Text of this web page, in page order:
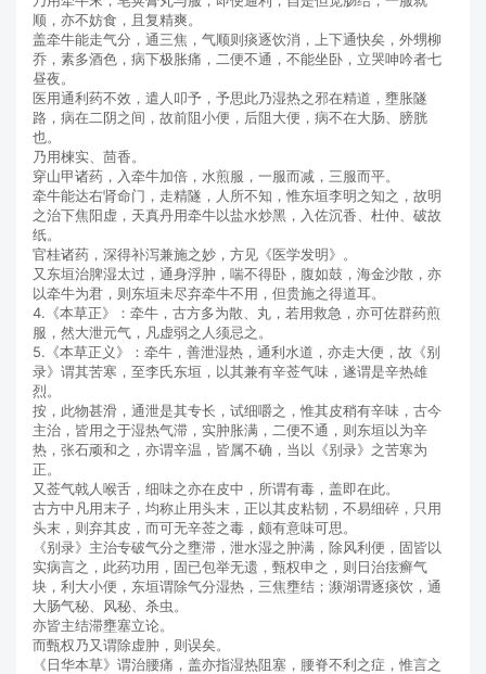
顺，亦不妨食，且复精爽。
盖牵牛能走气分，通三焦，气顺则痰逐饮消，上下通快矣，外甥柳
乔，素多酒色，病下极胀痛，二便不通，不能坐卧，立哭呻吟者七
昼夜。
医用通利药不效，遣人叩予，予思此乃湿热之邪在精道，壅胀隧
路，病在二阴之间，故前阻小便，后阻大便，病不在大肠、膀胱
也。
乃用楝实、茴香。
穿山甲诸药，入牵牛加倍，水煎服，一服而减，三服而平。
牵牛能达右肾命门，走精隧，人所不知，惟东垣李明之知之，故明
之治下焦阳虚，天真丹用牵牛以盐水炒黑，入佐沉香、杜仲、破故
纸。
官桂诸药，深得补泻兼施之妙，方见《医学发明》。
又东垣治脾湿太过，通身浮肿，喘不得卧，腹如鼓，海金沙散，亦
以牵牛为君，则东垣未尽弃牵牛不用，但贵施之得道耳。
4.《本草正》：牵牛，古方多为散、丸，若用救急，亦可佐群药煎
服，然大泄元气，凡虚弱之人须忌之。
5.《本草正义》：牵牛，善泄湿热，通利水道，亦走大便，故《别
录》谓其苦寒，至李氏东垣，以其兼有辛莶气味，遂谓是辛热雄
烈。
按，此物甚滑，通泄是其专长，试细嚼之，惟其皮稍有辛味，古今
主治，皆用之于湿热气滞，实肿胀满，二便不通，则东垣以为辛
热，张石顽和之，亦谓辛温，皆属不确，当以《别录》之苦寒为
正。
又莶气戟人喉舌，细味之亦在皮中，所谓有毒，盖即在此。
古方中凡用末子，均称止用头末，正以其皮粘韧，不易细碎，只用
头末，则弃其皮，而可无辛莶之毒，颇有意味可思。
《别录》主治专破气分之壅滞，泄水湿之肿满，除风利便，固皆以
实病言之，此药功用，固已包举无遗，甄权申之，则日治痃癣气
块，利大小便，东垣谓除气分湿热，三焦壅结；濒湖谓逐痰饮，通
大肠气秘、风秘、杀虫。
亦皆主结滞壅塞立论。
而甄权乃又谓除虚肿，则误矣。
《日华本草》谓治腰痛，盖亦指湿热阻塞，腰脊不利之症，惟言之